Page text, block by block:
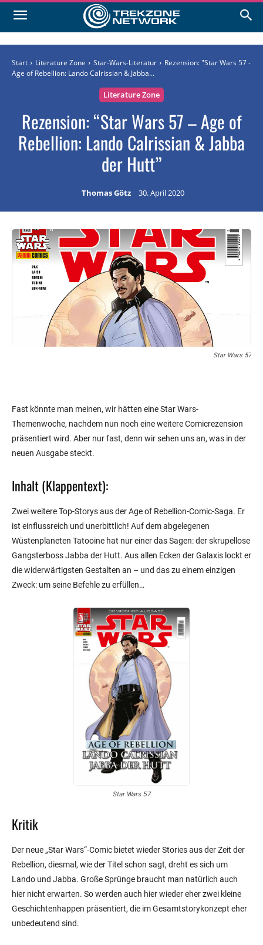
Start Literature Zone Star-Wars-Literatur
Rezension: "Star Wars 57 -
Age of Rebellion: Lando Calrissian & Jabba...
Literature Zone
Rezension: “Star Wars 57 – Age of
Rebellion: Lando Calrissian & Jabba
der Hutt”
Thomas Götz 30. April 2020
Star Wars 57
Fast könnte man meinen, wir hätten eine Star Wars-
Themenwoche, nachdem nun noch eine weitere Comicrezension
präsentiert wird. Aber nur fast, denn wir sehen uns an, was in der
neuen Ausgabe steckt.
Inhalt (Klappentext):
Zwei weitere Top-Storys aus der Age of Rebellion-Comic-Saga. Er
ist einflussreich und unerbittlich! Auf dem abgelegenen
Wüstenplaneten Tatooine hat nur einer das Sagen: der skrupellose
Gangsterboss Jabba der Hutt. Aus allen Ecken der Galaxis lockt er
die widerwärtigsten Gestalten an – und das zu einem einzigen
Zweck: um seine Befehle zu erfüllen…
Star Wars 57
Kritik
Der neue „Star Wars“-Comic bietet wieder Stories aus der Zeit der
Rebellion, diesmal, wie der Titel schon sagt, dreht es sich um
Lando und Jabba. Große Sprünge braucht man natürlich auch
hier nicht erwarten. So werden auch hier wieder eher zwei kleine
Geschichtenhappen präsentiert, die im Gesamtstorykonzept eher
unbedeutend sind.